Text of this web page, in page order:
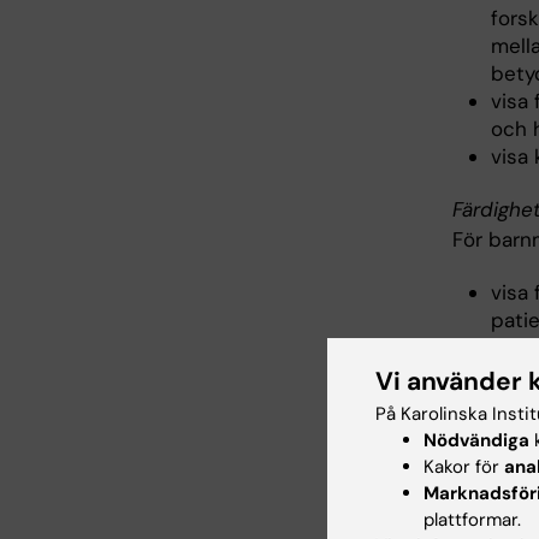
visa
och
visa
För
visa
visa
visa
visa
Vi använder
På Karolinska
Nödvändiga
Kakor för
plattformar.